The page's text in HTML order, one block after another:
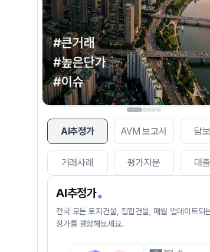
AI추정가 AVM 보고서 담
거래사례 평가자문 대
AI추정가
전국 모든 토지건물, 집합건물, 매월 업데이트되
정가를 경험해보세요.